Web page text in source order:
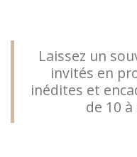
Laissez un
invités en
inédites et
de 10